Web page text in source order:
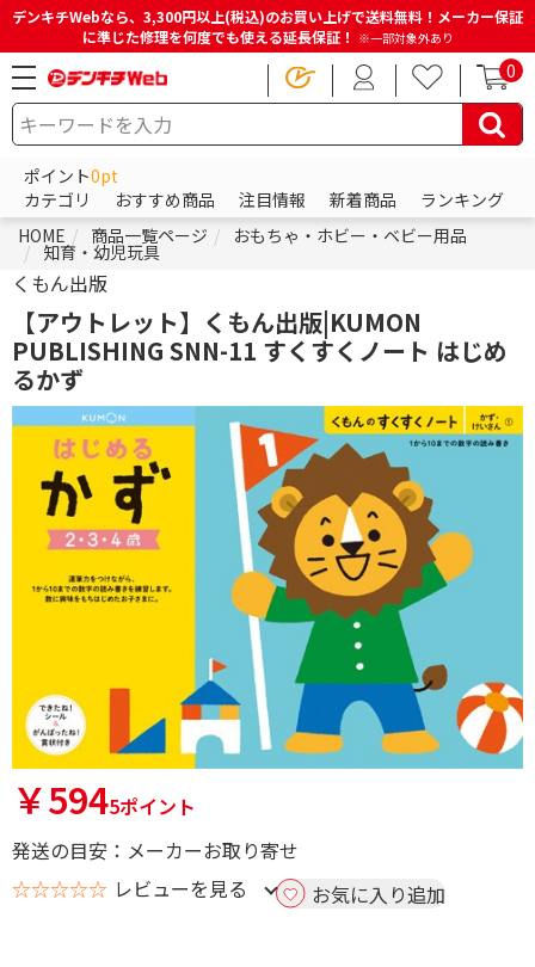
デンキチWebなら、3,300円以上(税込)のお買い上げで送料無料！メーカー保証
に準じた修理を何度でも使える延長保証！ ※一部対象外あり
0
ポイント0pt
カテゴリ
おすすめ商品 注目情報 新着商品
ランキング
HOME
商品一覧ページ おもちゃ・ホビー・ベビー用品
知育・幼児玩具
くもん出版
【アウトレット】くもん出版|KUMON
PUBLISHING SNN-11 すくすくノート はじめ
るかず
￥5945ポイント
発送の目安：メーカーお取り寄せ
☆☆☆☆☆ レビューを見る お気に入り追加